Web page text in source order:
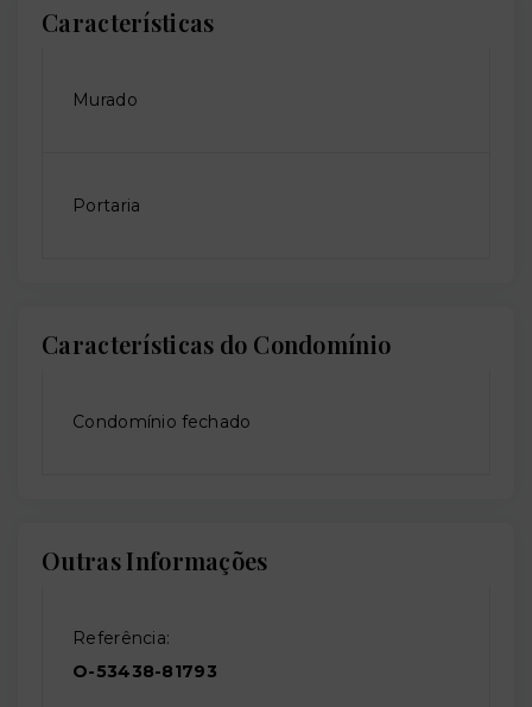
Características
Murado
Portaria
Características do Condomínio
Condomínio fechado
Outras Informações
Referência:
O-53438-81793